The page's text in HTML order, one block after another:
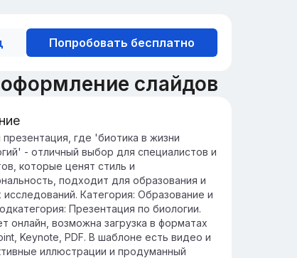
Попробовать бесплатно
слайдов
в понятие биотики
изучает взаимодействие живых
с их средой и роль этих
в природных экосистемах.
основанные на биотике,
разработать инновационные
в медицине, сельском хозяйстве и
окружающей среды.
презентация, где 'биотика в жизни
- отличный выбор для специалистов и
которые ценят стиль и
подходит для образования и
исследований. Категория: Образование и
Презентация по биологии.
онлайн, возможна загрузка в форматах
Keynote, PDF. В шаблоне есть видео и
иллюстрации и продуманный